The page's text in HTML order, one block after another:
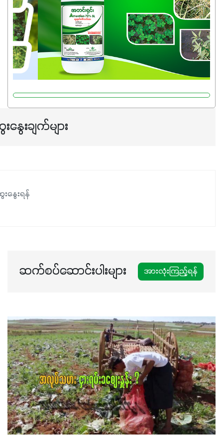
နွေးချက်များ
နွေးရန်
ဆက်စပ်ဆောင်းပါးများ အားလုံးကြည့်ရန်